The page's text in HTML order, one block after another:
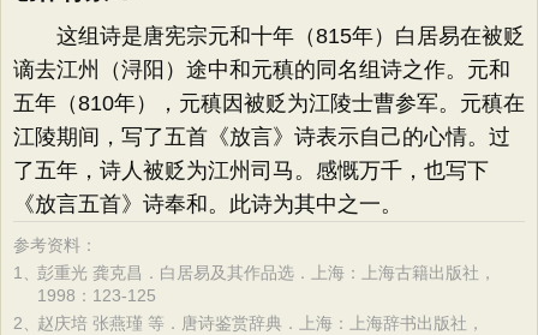
这组诗是唐宪宗元和十年（815年）白居易在被贬
谪去江州（浔阳）途中和元稹的同名组诗之作。元和
五年（810年），元稹因被贬为江陵士曹参军。元稹在
江陵期间，写了五首《放言》诗表示自己的心情。过
了五年，诗人被贬为江州司马。感慨万千，也写下
《放言五首》诗奉和。此诗为其中之一。
参考资料：
1、彭重光 龚克昌．白居易及其作品选．上海：上海古籍出版社，
1998：123-125
2、赵庆培 张燕瑾 等．唐诗鉴赏辞典．上海：上海辞书出版社，